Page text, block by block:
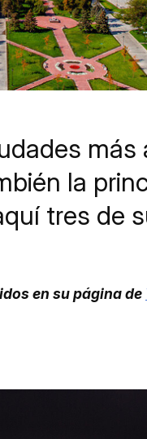
más
la
tres de
en su página de